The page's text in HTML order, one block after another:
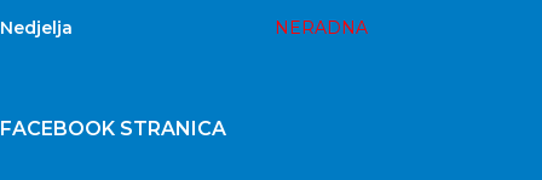
Nedjelja
NERADNA
FACEBOOK STRANICA